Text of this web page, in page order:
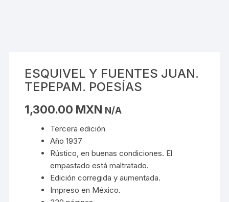
ESQUIVEL Y FUENTES JUAN.
TEPEPAM. POESÍAS
1,300.00 MXN N/A
Tercera edición
Año 1937
Rústico, en buenas condiciones. El
empastado está maltratado.
Edición corregida y aumentada.
Impreso en México.